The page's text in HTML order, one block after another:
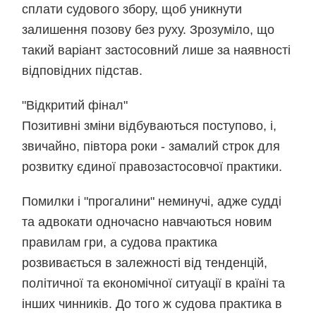
сплати судового збору, щоб уникнути
залишення позову без руху. Зрозуміло, що
такий варіант застосовний лише за наявності
відповідних підстав.
"Відкритий фінал"
Позитивні зміни відбуваються поступово, і,
звичайно, півтора роки - замалий строк для
розвитку єдиної правозастосовчої практики.
Помилки і "прогалини" неминучі, адже судді
та адвокати одночасно навчаються новим
правилам гри, а судова практика
розвивається в залежності від тенденцій,
політичної та економічної ситуації в країні та
інших чинників. До того ж судова практика в